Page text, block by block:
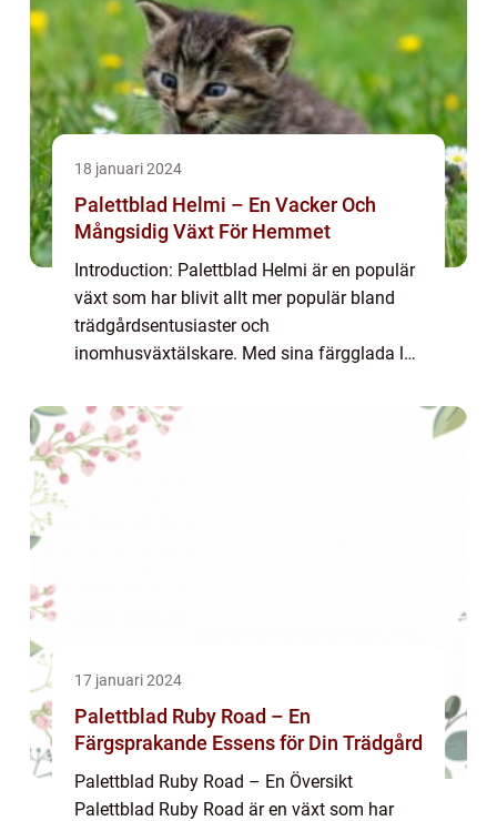
18 januari 2024
Palettblad Helmi – En Vacker Och
Mångsidig Växt För Hemmet
Introduction: Palettblad Helmi är en populär
växt som har blivit allt mer populär bland
trädgårdsentusiaster och
inomhusväxtälskare. Med sina färgglada löv
för de som vill ge sina hem en fräsch
dekorativ to...
17 januari 2024
Palettblad Ruby Road – En
Färgsprakande Essens för Din Trädgård
Palettblad Ruby Road – En Översikt
Palettblad Ruby Road är en växt som har